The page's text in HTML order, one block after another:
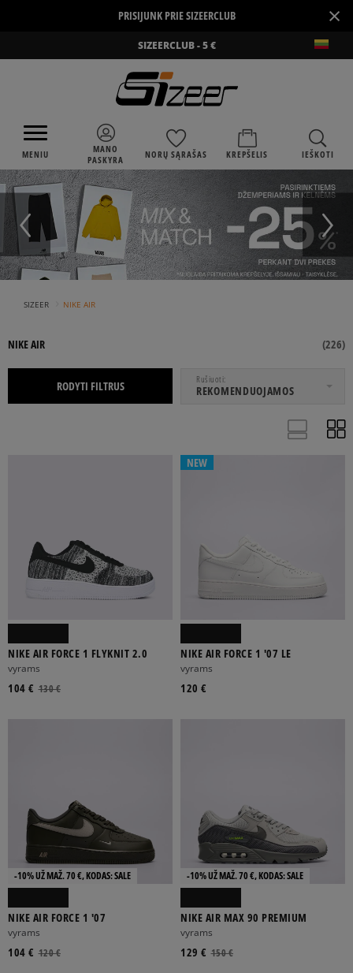
PRISIJUNK PRIE SIZEERCLUB ×
SIZEERCLUB - 5 €
MENIU
MANO
PASKYRA
NORŲ SĄRAŠAS KREPŠELIS IEŠKOTI
SIZEER NIKE AIR
NIKE AIR (226)
RODYTI FILTRUS Rušiuoti
REKOMENDUOJAMOS
NUO IKI
TRENIRUOČIŲ BATAI
MOTERIMS VAIKAMS VYRAMS
Rodyti daugiau
AUKSINĖ DAUGIASPALVĖ GRAFITOWY
NIKE AIR FORCE 1 FLYKNIT 2.0
vyrams
130 €
104 €
NEW
NIKE AIR FORCE 1 '07 LE
vyrams
120 €
-10% UŽ MAŽ. 70 €, KODAS: SALE
NIKE AIR FORCE 1 '07
vyrams
120 €
104 €
-10% UŽ MAŽ. 70 €, KODAS: SALE
NIKE AIR MAX 90 PREMIUM
vyrams
150 €
129 €